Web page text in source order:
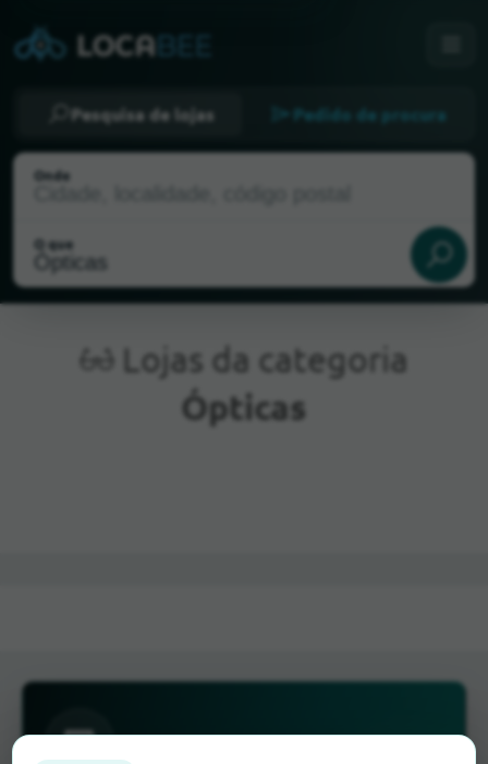
Pesquisa de lojas Pedido de procura
Onde
O que
Localização atual
Lojas da categoria
Ópticas